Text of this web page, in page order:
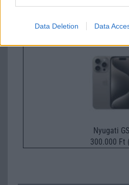
Data Deletion Data
247.000 Ft
Apple iPhone
Nyugati
300.000 Ft